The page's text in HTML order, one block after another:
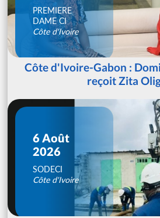
PREMIERE
DAME CI
Côte d'Ivoire
Côte d'Ivoire-Gabon :
reçoit Zita
6 Août
2026
SODECI
Côte d'Ivoire